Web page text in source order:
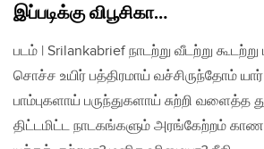
இப்படிக்கு விபூசிகா…
படம் | Srilankabrief நாடற்று வீடற்று
சொச்ச உயிர் பத்திரமாய் வச்சிருந்தோம்
பாம்புகளாய் பருந்துகளாய் சுற்றி வளைத்த
திட்டமிட்ட நாடகங்களும் அரங்கேற்றம்